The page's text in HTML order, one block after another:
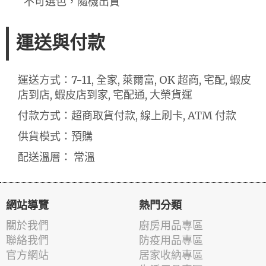
運送與付款
運送方式：7-11, 全家, 萊爾富, OK 超商, 宅配, 蝦皮
店到店, 蝦皮店到家, 宅配通, 大榮貨運
付款方式：超商取貨付款, 線上刷卡, ATM 付款
供貨模式：預購
配送溫層： 常溫
網站導覽
關於我們
聯絡我們
官方網站
熱門分類
廚房用品專區
防疫用品專區
居家收納專區